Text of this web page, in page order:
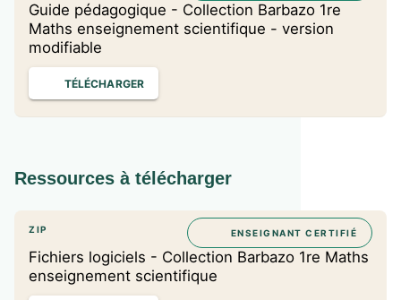
Guide pédagogique - Collection Barbazo 1re
Maths enseignement scientifique - version
modifiable
TÉLÉCHARGER
Ressources à télécharger
ZIP
Fichiers logiciels - Collection Barbazo 1re Maths
enseignement scientifique
ENSEIGNANT CERTIFIÉ